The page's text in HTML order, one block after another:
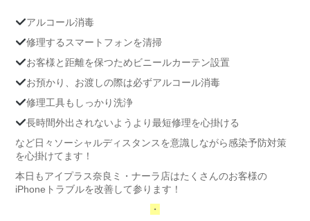
アルコール消毒
修理するスマートフォンを清掃
お客様と距離を保つためビニールカーテン設置
お預かり、お渡しの際は必ずアルコール消毒
修理工具もしっかり洗浄
長時間外出されないようより最短修理を心掛ける
など日々ソーシャルディスタンスを意識しながら感染予防対策
を心掛けてます！
本日もアイプラス奈良ミ・ナーラ店はたくさんのお客様の
iPhoneトラブルを改善して参ります！
・